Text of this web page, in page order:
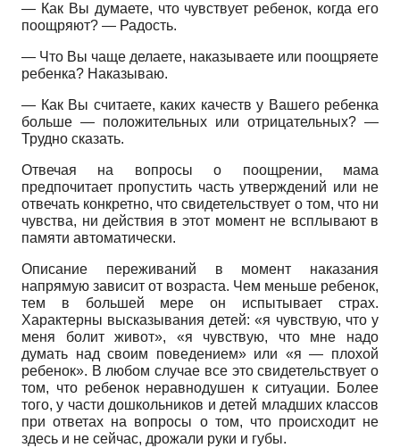
— Как Вы думаете, что чувствует ребенок, когда его
поощряют? — Радость.
— Что Вы чаще делаете, наказываете или поощряете
ребенка? Наказываю.
— Как Вы считаете, каких качеств у Вашего ребенка
больше — положительных или отрицательных? —
Трудно сказать.
Отвечая на вопросы о поощрении, мама
предпочитает пропустить часть утверждений или не
отвечать конкретно, что свидетельствует о том, что ни
чувства, ни действия в этот момент не всплывают в
памяти автоматически.
Описание переживаний в момент наказания
напрямую зависит от возраста. Чем меньше ребенок,
тем в большей мере он испытывает страх.
Характерны высказывания детей: «я чувствую, что у
меня болит живот», «я чувствую, что мне надо
думать над своим поведением» или «я — плохой
ребенок». В любом случае все это свидетельствует о
том, что ребенок неравнодушен к ситуации. Более
того, у части дошкольников и детей младших классов
при ответах на вопросы о том, что происходит не
здесь и не сейчас, дрожали руки и губы.